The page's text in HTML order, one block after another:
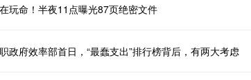
玩命！半夜11点曝光87页绝密文件
政府效率部首日，“最蠢支出”排行榜背后，有两大考虑